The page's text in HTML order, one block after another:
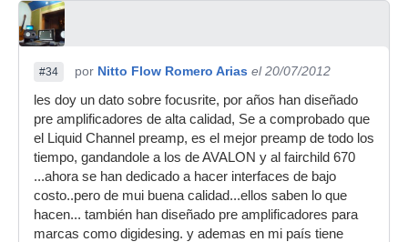
#34 por Nitto Flow Romero Arias el 20/07/2012
les doy un dato sobre focusrite, por años han diseñado
pre amplificadores de alta calidad, Se a comprobado que
el Liquid Channel preamp, es el mejor preamp de todo los
tiempo, gandandole a los de AVALON y al fairchild 670
...ahora se han dedicado a hacer interfaces de bajo
costo..pero de mui buena calidad...ellos saben lo que
hacen... también han diseñado pre amplificadores para
marcas como digidesing. y ademas en mi país tiene